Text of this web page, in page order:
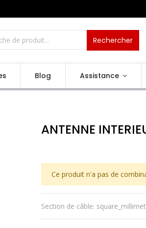
Rechercher
Blog Assistance
ANTENNE
Ce produit n'a pas de
Section de câble: